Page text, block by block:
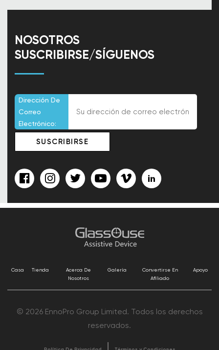
NOSOTROS
SUSCRIBIRSE/SÍGUENOS
Dirección De
Correo
Electrónico:
Casa Tienda
Acerca De
Nosotros
Galería
Convertirse En
Afiliado
Apoyo
© 2026 EnnoPro Group Limited. Todos los derechos
reservados.